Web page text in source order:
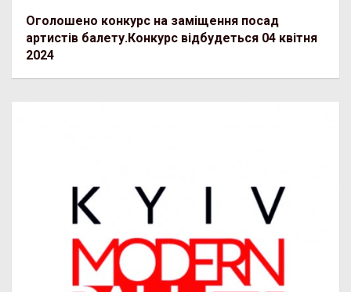
Оголошено конкурс на заміщення посад
артистів балету.Конкурс відбудеться 04 квітня
2024